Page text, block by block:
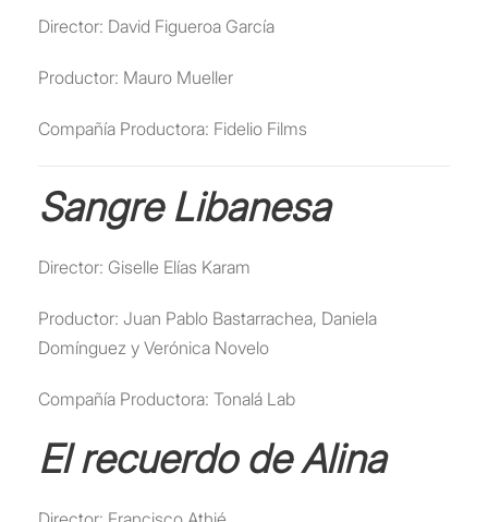
Director: David Figueroa García
Productor: Mauro Mueller
Compañía Productora: Fidelio Films
Sangre Libanesa
Director: Giselle Elías Karam
Productor: Juan Pablo Bastarrachea, Daniela
Domínguez y Verónica Novelo
Compañía Productora: Tonalá Lab
El recuerdo de Alina